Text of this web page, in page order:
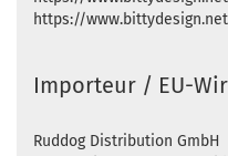
https://
Importeur / EU-
Ruddog Distribution GmbH